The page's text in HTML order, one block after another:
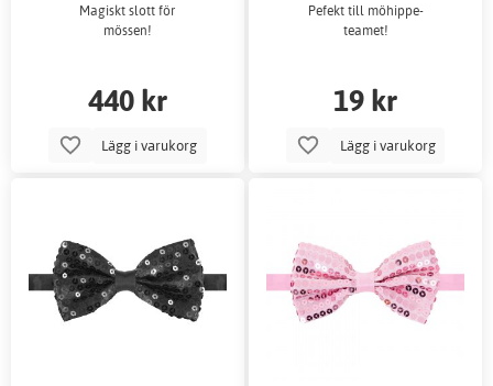
Magiskt slott för
mössen!
440 kr
Lägg i varukorg
Pefekt till möhippe-
teamet!
19 kr
Lägg i varukorg